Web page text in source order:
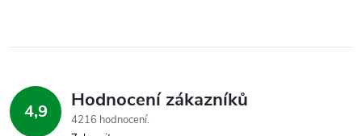
4,9 Hodnocení zákazníků
4216 hodnocení